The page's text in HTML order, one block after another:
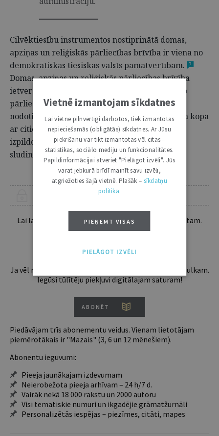
Cilvēktiesību instrumentos nostiprinātā domas,
apziņas un reliģiskās pārliecības brīvība ir viena no
demokrātiskas tiesiskas valsts pamatvērtībām.
7
Domas, apziņas un reliģiskās pārliecības brīvība
ietver brīvību mainīt un pieņemt savu reliģisko
pārliecību vai ticību pēc savas izvēles, brīvību
nodoties savai reliģijai un ticībai kā vienatnē, tā kopā
ar citiem publiski vai privāti, piekopjot kultu,
izpildot reliģiskas un rituālas ceremonijas un
sludinot mācību.
ŠIS RAKSTS PIEEJAMS “JURISTA VĀRDA” ABONENTIEM
Lai lasītu šo rakstu tālāk, Tev jābūt žurnāla abonentam.
Esošos abonentus lūdzam autorizēties:
Ja vēl neesi abonents, aicinām pievienoties lasītāju pulkam.
Iegūsi tūlītēju piekļuvi digitālajam saturam!
ABONĒT
Piedāvājam trīs abonementu veidus. Vienam lietotājam
piemērotākais ir "Mazais" (3, 6 un 12 mēnešiem).
Abonentu ieguvumi:
Pieeja jaunākajam izdevumam
Neierobežota pieeja arhīvam – 24 h/7 d.
Vairāk nekā 18 000 rakstu un 2000 autoru
Visi tematiskie numuri un ikgadējie grāmatžurnāli
Personalizētās iespējas – piezīmes, citāti, mapes
Vietnē izmantojam sīkdatnes
Lai vietne pilnvērtīgi darbotos, tiek izmantotas
nepieciešamās (obligātās) sīkdatnes. Ar Jūsu
piekrišanu var tikt izmantotas vēl citas –
statistikas, sociālo mediju un funkcionalitātes.
Papildinformācijai atveriet "Pielāgot izvēli". Jūs
varat jebkurā brīdī mainīt savu izvēli,
atgriežoties šajā vietnē. Plašāk – sīkdatņu
politikā.
PIEŅEMT VISAS
PIELĀGOT IZVĒLI